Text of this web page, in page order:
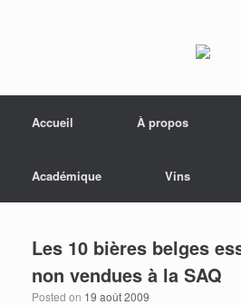
Accueil
À propos
Académique Vins
Les 10 bières belges
non vendues à la SAQ
Posted on 19 août 2009